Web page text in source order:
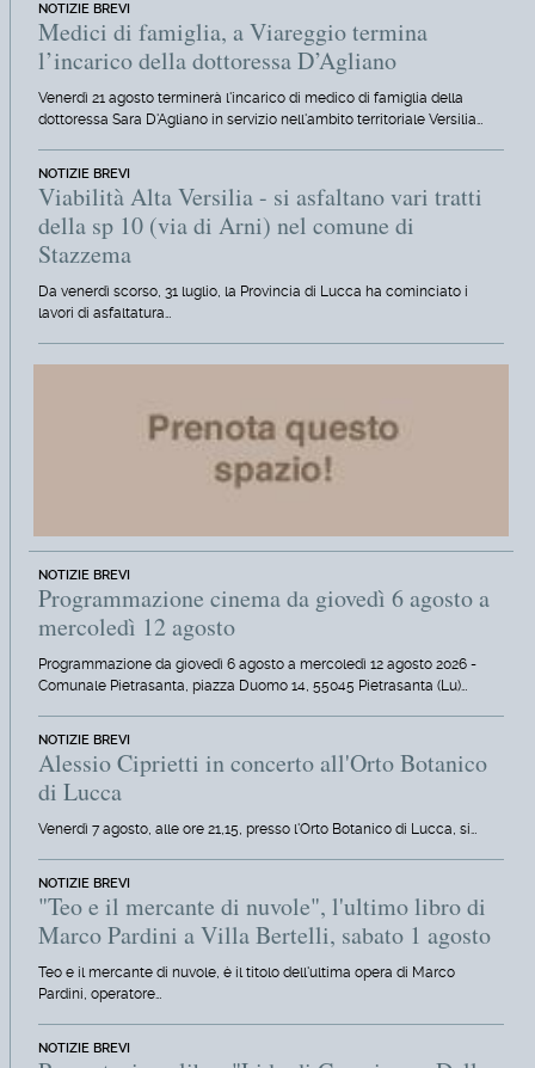
NOTIZIE BREVI
Medici di famiglia, a Viareggio termina
l’incarico della dottoressa D’Agliano
Venerdì 21 agosto terminerà l'incarico di medico di famiglia della
dottoressa Sara D'Agliano in servizio nell'ambito territoriale Versilia…
NOTIZIE BREVI
Viabilità Alta Versilia - si asfaltano vari tratti
della sp 10 (via di Arni) nel comune di
Stazzema
Da venerdì scorso, 31 luglio, la Provincia di Lucca ha cominciato i
lavori di asfaltatura…
NOTIZIE BREVI
Programmazione cinema da giovedì 6 agosto a
mercoledì 12 agosto
Programmazione da giovedì 6 agosto a mercoledì 12 agosto 2026 -
Comunale Pietrasanta, piazza Duomo 14, 55045 Pietrasanta (Lu)…
NOTIZIE BREVI
Alessio Ciprietti in concerto all'Orto Botanico
di Lucca
Venerdì 7 agosto, alle ore 21,15, presso l'Orto Botanico di Lucca, si…
NOTIZIE BREVI
"Teo e il mercante di nuvole", l'ultimo libro di
Marco Pardini a Villa Bertelli, sabato 1 agosto
Teo e il mercante di nuvole, è il titolo dell'ultima opera di Marco
Pardini, operatore…
NOTIZIE BREVI